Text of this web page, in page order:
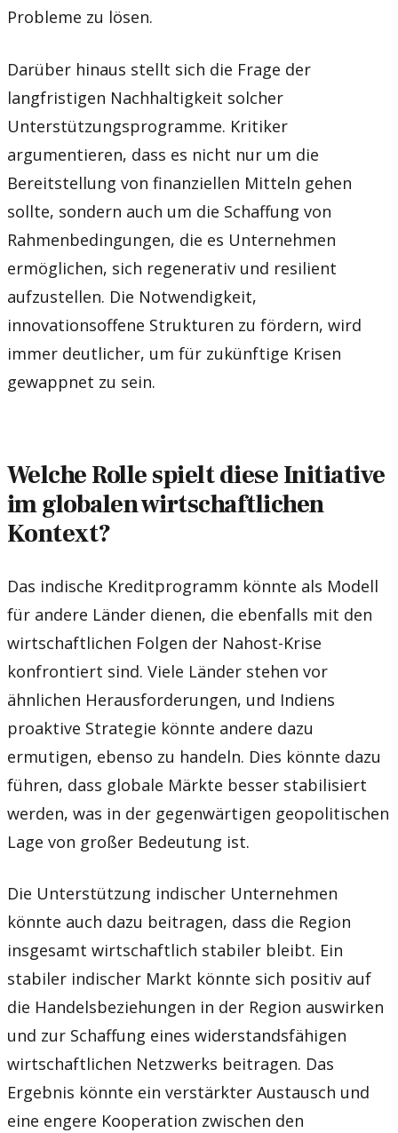
Probleme zu lösen.
Darüber hinaus stellt sich die Frage der
langfristigen Nachhaltigkeit solcher
Unterstützungsprogramme. Kritiker
argumentieren, dass es nicht nur um die
Bereitstellung von finanziellen Mitteln gehen
sollte, sondern auch um die Schaffung von
Rahmenbedingungen, die es Unternehmen
ermöglichen, sich regenerativ und resilient
aufzustellen. Die Notwendigkeit,
innovationsoffene Strukturen zu fördern, wird
immer deutlicher, um für zukünftige Krisen
gewappnet zu sein.
Welche Rolle spielt diese Initiative
im globalen wirtschaftlichen
Kontext?
Das indische Kreditprogramm könnte als Modell
für andere Länder dienen, die ebenfalls mit den
wirtschaftlichen Folgen der Nahost-Krise
konfrontiert sind. Viele Länder stehen vor
ähnlichen Herausforderungen, und Indiens
proaktive Strategie könnte andere dazu
ermutigen, ebenso zu handeln. Dies könnte dazu
führen, dass globale Märkte besser stabilisiert
werden, was in der gegenwärtigen geopolitischen
Lage von großer Bedeutung ist.
Die Unterstützung indischer Unternehmen
könnte auch dazu beitragen, dass die Region
insgesamt wirtschaftlich stabiler bleibt. Ein
stabiler indischer Markt könnte sich positiv auf
die Handelsbeziehungen in der Region auswirken
und zur Schaffung eines widerstandsfähigen
wirtschaftlichen Netzwerks beitragen. Das
Ergebnis könnte ein verstärkter Austausch und
eine engere Kooperation zwischen den